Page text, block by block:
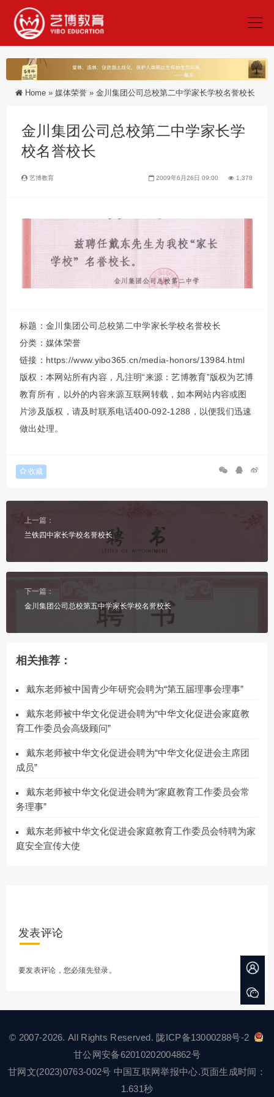
Home » 媒体荣誉 » 金川集团公司总校第二中学家长学校名誉校长
金川集团公司总校第二中学家长学
校名誉校长
艺博教育 2009年6月26日 09:00 1,378
标题：金川集团公司总校第二中学家长学校名誉校长
分类： 媒体荣誉
链接：https://www.yibo365.cn/media-honors/13984.html
版权：本网站所有内容，凡注明“来源：艺博教育”版权为艺博
教育所有，以外的内容来源互联网转载，如本网站内容或图
片涉及版权，请及时联系电话400-092-1288，以便我们迅速
做出处理。
收藏
上一篇：
兰铁四中家长学校名誉校长
下一篇：
金川集团公司总校第五中学家长学校名誉校长
相关推荐：
戴东老师被中国青少年研究会聘为“第五届理事会理事”
戴东老师被中华文化促进会聘为“中华文化促进会家庭教
育工作委员会高级顾问”
戴东老师被中华文化促进会聘为“中华文化促进会主席团
成员”
戴东老师被中华文化促进会聘为“家庭教育工作委员会常
务理事”
戴东老师被中华文化促进会家庭教育工作委员会特聘为家
庭安全宣传大使
发表评论
要发表评论，您必须先登录 。
© 2007-2026. All Rights Reserved. 陇ICP备13000288号-2
甘公网安备62010202004862号
甘网文(2023)0763-002号 中国互联网举报中心.页面生成时间：
1.631秒